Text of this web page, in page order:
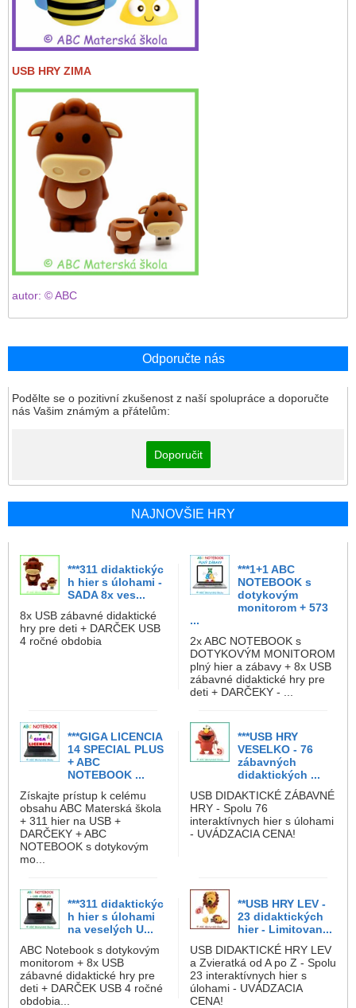
USB HRY ZIMA
autor: © ABC
Odporučte nás
Podělte se o pozitivní zkušenost z naší spolupráce a doporučte
nás Vašim známým a přátelům:
Doporučit
NAJNOVŠIE HRY
***311 didaktickýc
h hier s úlohami -
SADA 8x ves...
8x USB zábavné didaktické
hry pre deti + DARČEK USB
4 ročné obdobia
***1+1 ABC
NOTEBOOK s
dotykovým
monitorom + 573
...
2x ABC NOTEBOOK s
DOTYKOVÝM MONITOROM
plný hier a zábavy + 8x USB
zábavné didaktické hry pre
deti + DARČEKY - ...
***GIGA LICENCIA
14 SPECIAL PLUS
+ ABC
NOTEBOOK ...
Získajte prístup k celému
obsahu ABC Materská škola
+ 311 hier na USB +
DARČEKY + ABC
NOTEBOOK s dotykovým
mo...
***USB HRY
VESELKO - 76
zábavných
didaktických ...
USB DIDAKTICKÉ ZÁBAVNÉ
HRY - Spolu 76
interaktívnych hier s úlohami
- UVÁDZACIA CENA!
***311 didaktickýc
h hier s úlohami
na veselých U...
ABC Notebook s dotykovým
monitorom + 8x USB
zábavné didaktické hry pre
deti + DARČEK USB 4 ročné
obdobia...
**USB HRY LEV -
23 didaktických
hier - Limitovan...
USB DIDAKTICKÉ HRY LEV
a Zvieratká od A po Z - Spolu
23 interaktívnych hier s
úlohami - UVÁDZACIA
CENA!